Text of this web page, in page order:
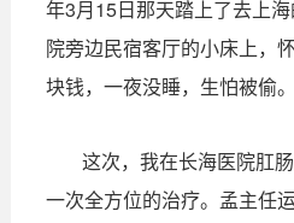
年3月15日那天踏上了去上
院旁边民宿客厅的小床上，
块钱，一夜没睡，生怕被偷。
这次，我在长海医院肛
一次全方位的治疗。孟主任